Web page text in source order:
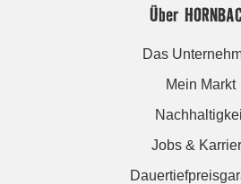
Über
Das
Mein Markt
Jobs &